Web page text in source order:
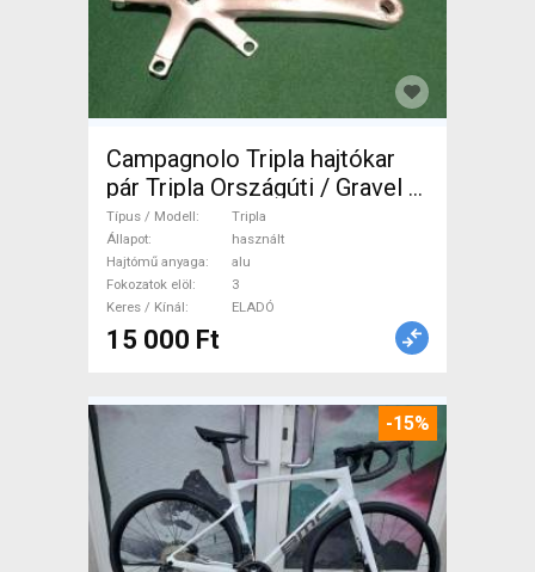
Campagnolo Tripla hajtókar
pár Tripla Országúti / Gravel /
Triatlon Alkatrész, Országúti
Hajtásrendszer használt
ELADÓ
Típus / Modell
Tripla
Állapot
használt
Hajtómű anyaga
alu
Fokozatok elöl
3
Keres / Kínál
ELADÓ
15 000 Ft
-15%